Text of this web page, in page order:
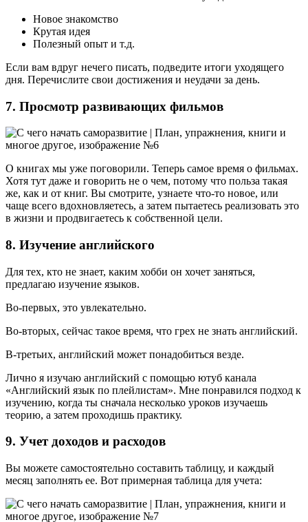
Новое знакомство
Крутая идея
Полезный опыт и т.д.
Если вам вдруг нечего писать, подведите итоги уходящего
дня. Перечислите свои достижения и неудачи за день.
7. Просмотр развивающих фильмов
О книгах мы уже поговорили. Теперь самое время о фильмах.
Хотя тут даже и говорить не о чем, потому что польза такая
же, как и от книг. Вы смотрите, узнаете что-то новое, или
чаще всего вдохновляетесь, а затем пытаетесь реализовать это
в жизни и продвигаетесь к собственной цели.
8. Изучение английского
Для тех, кто не знает, каким хобби он хочет заняться,
предлагаю изучение языков.
Во-первых, это увлекательно.
Во-вторых, сейчас такое время, что грех не знать английский.
В-третьих, английский может понадобиться везде.
Лично я изучаю английский с помощью ютуб канала
«Английский язык по плейлистам». Мне понравился подход к
изучению, когда ты сначала несколько уроков изучаешь
теорию, а затем проходишь практику.
9. Учет доходов и расходов
Вы можете самостоятельно составить таблицу, и каждый
месяц заполнять ее. Вот примерная таблица для учета: